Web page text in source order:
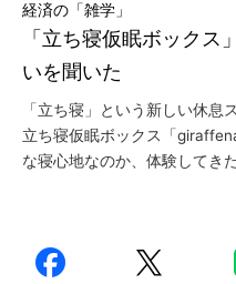
「立ち寝仮眠ボック
いを聞いた
経済の「雑学」
「立ち寝」という新しい休息
立ち寝仮眠ボックス「
な寝心地なのか、体験してきた